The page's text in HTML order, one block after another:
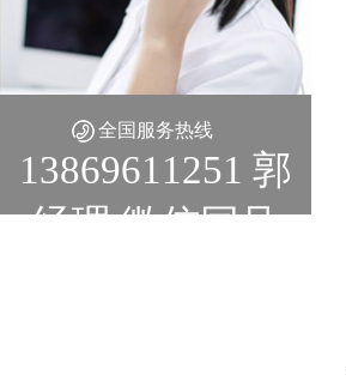
全国服务热线
13869611251 郭
经理 微信同号